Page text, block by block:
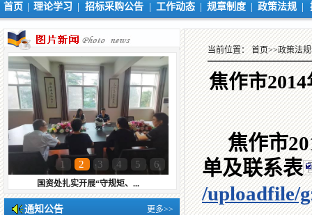
首页 | 理论学习 | 招标采购公告 | 工作动态 | 规章制度 | 政策法规 |
1 2 3 4 5 6
国资处扎实开展“守规矩、...
通知公告 更多>>
当前位置：首页>>政策法规
焦作市
焦作市
单及联系表
/uploadfile/